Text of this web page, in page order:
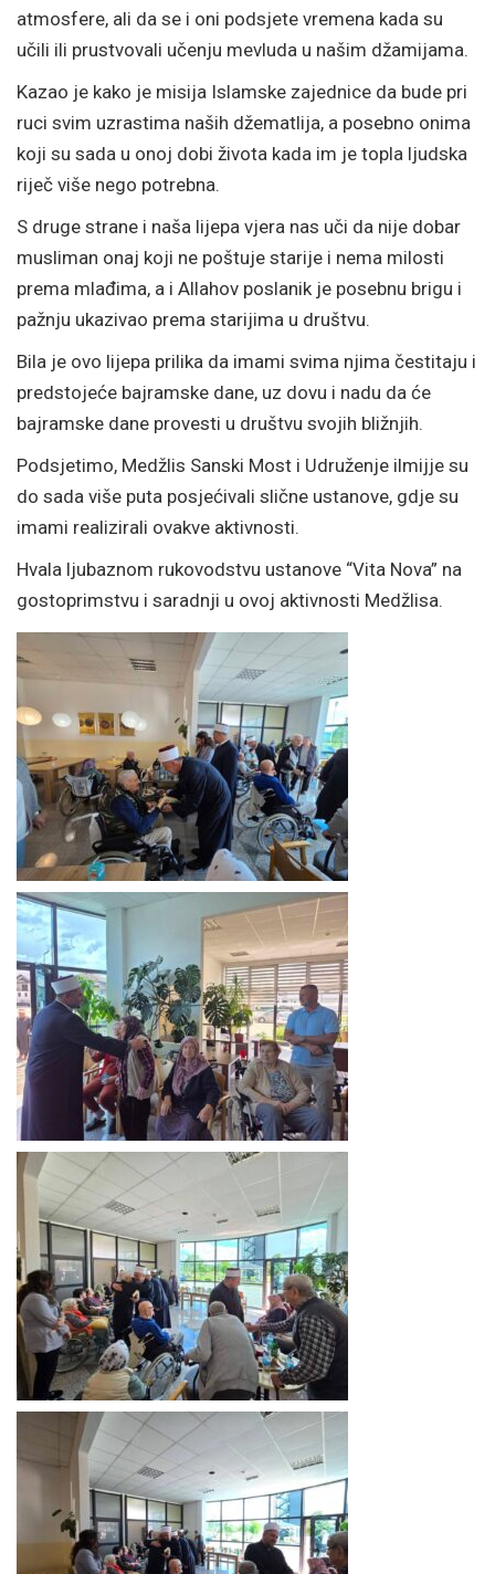
atmosfere, ali da se i oni podsjete vremena kada su
učili ili prustvovali učenju mevluda u našim džamijama.
Kazao je kako je misija Islamske zajednice da bude pri
ruci svim uzrastima naših džematlija, a posebno onima
koji su sada u onoj dobi života kada im je topla ljudska
riječ više nego potrebna.
S druge strane i naša lijepa vjera nas uči da nije dobar
musliman onaj koji ne poštuje starije i nema milosti
prema mlađima, a i Allahov poslanik je posebnu brigu i
pažnju ukazivao prema starijima u društvu.
Bila je ovo lijepa prilika da imami svima njima čestitaju i
predstojeće bajramske dane, uz dovu i nadu da će
bajramske dane provesti u društvu svojih bližnjih.
Podsjetimo, Medžlis Sanski Most i Udruženje ilmijje su
do sada više puta posjećivali slične ustanove, gdje su
imami realizirali ovakve aktivnosti.
Hvala ljubaznom rukovodstvu ustanove “Vita Nova” na
gostoprimstvu i saradnji u ovoj aktivnosti Medžlisa.